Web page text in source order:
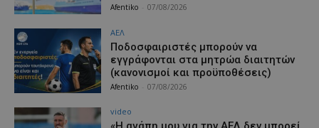
Afentiko 07/08/2026
ΑΕΛ
Ποδοσφαιριστές μπορούν να
εγγράφονται στα μητρώα διαιτητών
(κανονισμοί και προϋποθέσεις)
Afentiko 07/08/2026
video